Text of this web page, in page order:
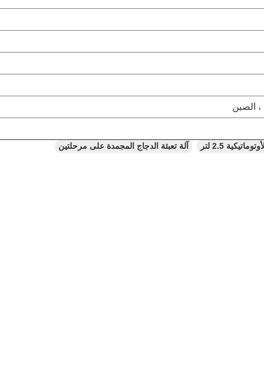
الصين
2.5 لتر آلة تعبئة الدجاج المجمدة على مرحلتين